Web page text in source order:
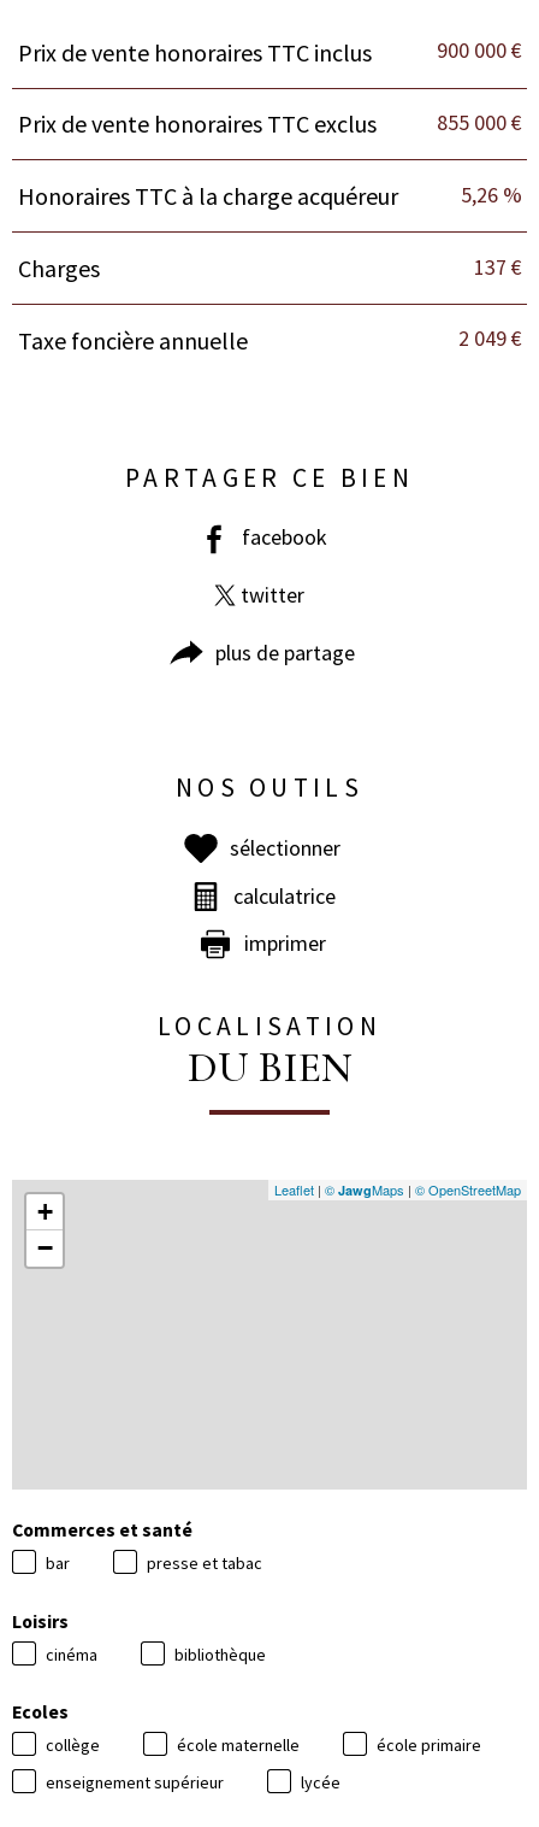
Caractéristiques Valeurs
Prix de vente honoraires TTC inclus 900 000 €
Prix de vente honoraires TTC exclus 855 000 €
Honoraires TTC à la charge acquéreur 5,26 %
Charges 137 €
Taxe foncière annuelle 2 049 €
PARTAGER CE BIEN
facebook
twitter
plus de partage
NOS OUTILS
sélectionner
calculatrice
imprimer
LOCALISATION
DU BIEN
+
−
Leaflet | © JawgMaps | © OpenStreetMap
Commerces et santé
bar presse et tabac
Loisirs
cinéma bibliothèque
Ecoles
collège école maternelle
école primaire
enseignement supérieur
lycée